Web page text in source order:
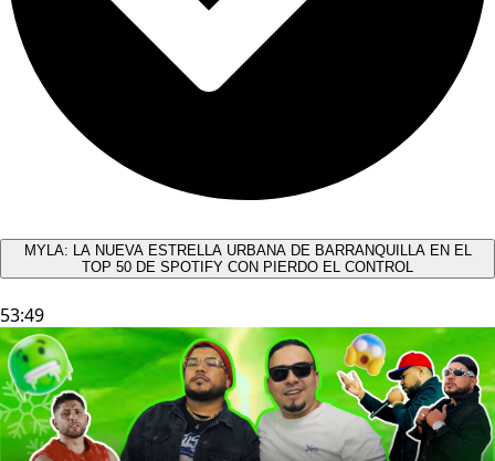
MYLA: LA NUEVA ESTRELLA URBANA DE BARRANQUILLA EN EL
TOP 50 DE SPOTIFY CON PIERDO EL CONTROL
53:49